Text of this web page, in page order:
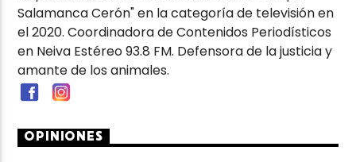
Salamanca Cerón" en la categoría de televisión en
el 2020. Coordinadora de Contenidos Periodísticos
en Neiva Estéreo 93.8 FM. Defensora de la justicia y
amante de los animales.
OPINIONES